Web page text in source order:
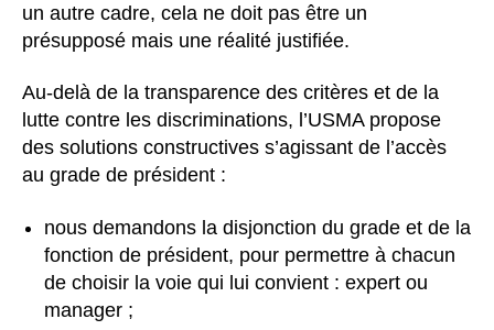
un autre cadre, cela ne doit pas être un
présupposé mais une réalité justifiée.
Au-delà de la transparence des critères et de la
lutte contre les discriminations, l’USMA propose
des solutions constructives s’agissant de l’accès
au grade de président :
nous demandons la disjonction du grade et de la
fonction de président, pour permettre à chacun
de choisir la voie qui lui convient : expert ou
manager ;